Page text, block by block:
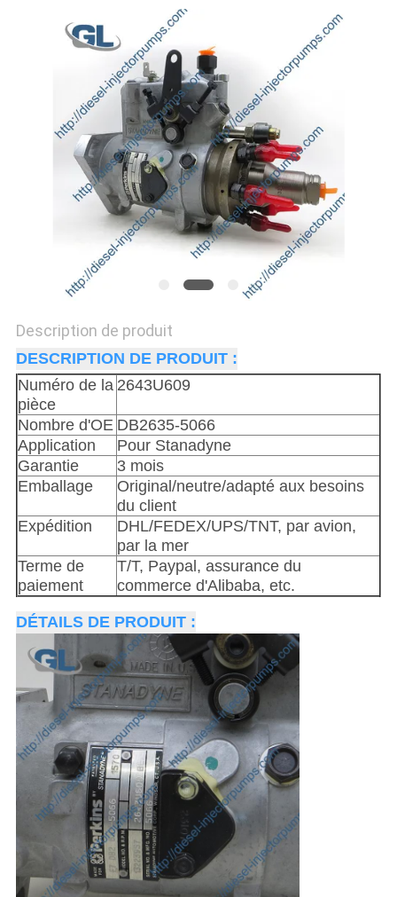
DEMANDEZ
PLAN
POLITIQUE
Description de produit
DESCRIPTION DE PRODUIT :
Numéro de la
pièce
2643U609
Nombre d'OE DB2635-5066
Application
Pour Stanadyne
Garantie
3 mois
Emballage
Original/neutre/adapté aux besoins
du client
Expédition
DHL/FEDEX/UPS/TNT, par avion,
par la mer
Terme de
paiement
T/T, Paypal, assurance du
commerce d'Alibaba, etc.
DÉTAILS DE PRODUIT :